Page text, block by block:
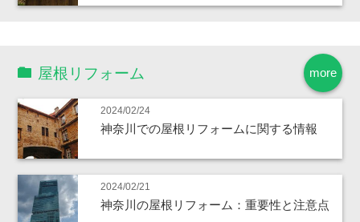
more
屋根リフォーム
2024/02/24
神奈川での屋根リフォームに関する情報
2024/02/21
神奈川の屋根リフォーム：重要性と注意点